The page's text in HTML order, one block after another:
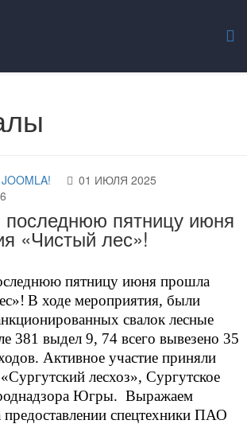
JOOMLA!
01 ИЮЛЯ 2025
последнюю пятницу июня
«Чистый лес»!
пятницу июня прошла
В ходе мероприятия, были
свалок лесные
381 выдел 9, 74 всего вывезено 35
Активное участие приняли
лесхоз», Сургутское
Югры. Выражаем
предоставлении спецтехники ПАО